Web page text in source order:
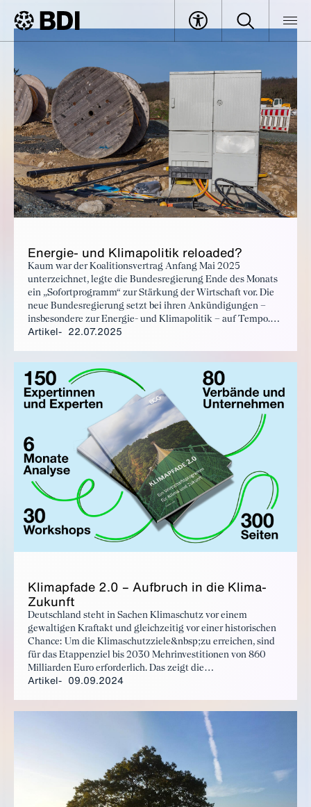
Klimapfade 2.0
En­er­gie- und Kli­ma­po­li­tik rel­oa­ded?
Kaum war der Koalitionsvertrag Anfang Mai 2025
unterzeichnet, legte die Bundesregierung Ende des Monats
ein „Sofortprogramm“ zur Stärkung der Wirtschaft vor. Die
neue Bundesregierung setzt bei ihren Ankündigungen –
insbesondere zur Energie- und Klimapolitik – auf Tempo.
Der BDI begleitet aufmerksam, ob den Ankündigungen auch
Artikel 22.07.2025
Kli­mapfa­de 2.0 – Auf­bruch in die Kli­ma-
Zu­kunft
Deutschland steht in Sachen Klimaschutz vor einem
gewaltigen Kraftakt und gleichzeitig vor einer historischen
Chance: Um die Klimaschutzziele&nbsp;zu erreichen, sind
für das Etappenziel bis 2030 Mehrinvestitionen von 860
Milliarden Euro erforderlich. Das zeigt die
gemeinsame&nbsp;Studie „Klimapfade 2.0“ des BDI und
Artikel 09.09.2024